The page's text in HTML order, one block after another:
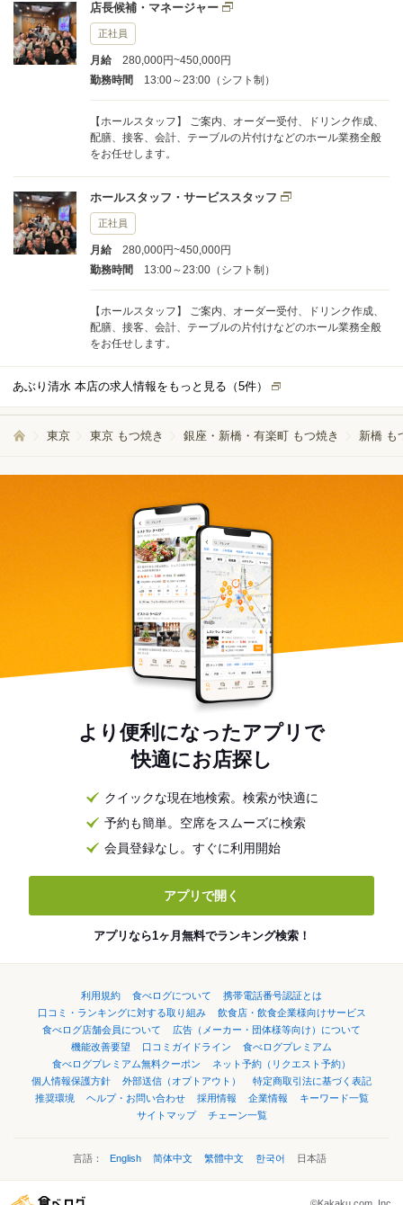
店長候補・マネージャー
正社員
月給
280,000円~450,000円
勤務時間
13:00～23:00（シフト制）
【ホールスタッフ】 ご案内、オーダー受付、ドリンク作成、
配膳、接客、会計、テーブルの片付けなどのホール業務全般
をお任せします。
ホールスタッフ・サービススタッフ
正社員
月給
280,000円~450,000円
勤務時間
13:00～23:00（シフト制）
【ホールスタッフ】 ご案内、オーダー受付、ドリンク作成、
配膳、接客、会計、テーブルの片付けなどのホール業務全般
をお任せします。
あぶり清水 本店の求人情報をもっと見る（5件）
東京 東京 もつ焼き 銀座・新橋・有楽町 もつ焼き 新橋 も
より便利になったアプリで
快適にお店探し
クイックな現在地検索。検索が快適に
予約も簡単。空席をスムーズに検索
会員登録なし。すぐに利用開始
アプリで開く
アプリなら1ヶ月無料でランキング検索！
利用規約 食べログについて
携帯電話番号認証とは
口コミ・ランキングに対する取り組み
飲食店・飲食企業様向けサービス
食べログ店舗会員について
広告（メーカー・団体様等向け）について
機能改善要望
口コミガイドライン
食べログプレミアム
食べログプレミアム無料クーポン
ネット予約（リクエスト予約）
個人情報保護方針
外部送信（オプトアウト）
特定商取引法に基づく表記
推奨環境
ヘルプ・お問い合わせ 採用情報 企業情報
キーワード一覧
サイトマップ
チェーン一覧
言語： English 简体中文 繁體中文 한국어 日本語